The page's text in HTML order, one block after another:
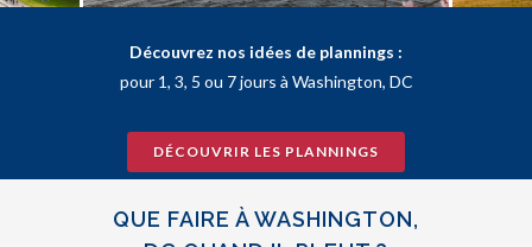
Découvrez nos idées de plannings :
pour 1, 3, 5 ou 7 jours à Washington, DC
DÉCOUVRIR LES PLANNINGS
QUE FAIRE À WASHINGTON,